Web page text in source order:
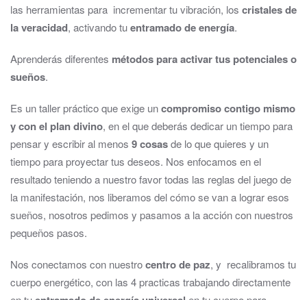
las herramientas para incrementar tu vibración, los cristales de
la veracidad, activando tuentramado de energía.
Aprenderás diferentes métodos para activar tus potenciales o
sueños.
Es un taller práctico que exige uncompromiso contigo mismo
y con el plan divino, en el que deberás dedicar un tiempo para
pensar y escribir al menos 9 cosasde lo que quieres y un
tiempo para proyectar tus deseos. Nos enfocamos en el
resultado teniendo a nuestro favor todas las reglas del juego de
la manifestación, nos liberamos del cómo se van a lograr esos
sueños, nosotros pedimos y pasamos a la acción con nuestros
pequeños pasos.
Nos conectamos con nuestrocentro de paz, y recalibramos tu
cuerpo energético, con las 4 practicas trabajando directamente